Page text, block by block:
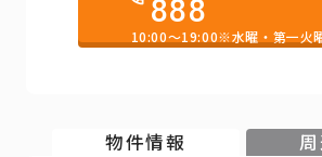
888
10:00～19:00※水曜・第一火
物件情報